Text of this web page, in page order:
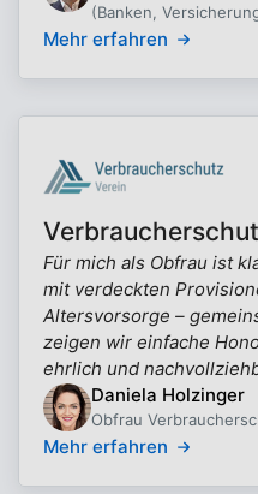
(Banken,
Mehr erfahren
Für mich als Obfrau ist
mit verdeckten
Altersvorsorge –
zeigen wir einfache
ehrlich und
Daniela Holzinger
Obfrau
Mehr erfahren